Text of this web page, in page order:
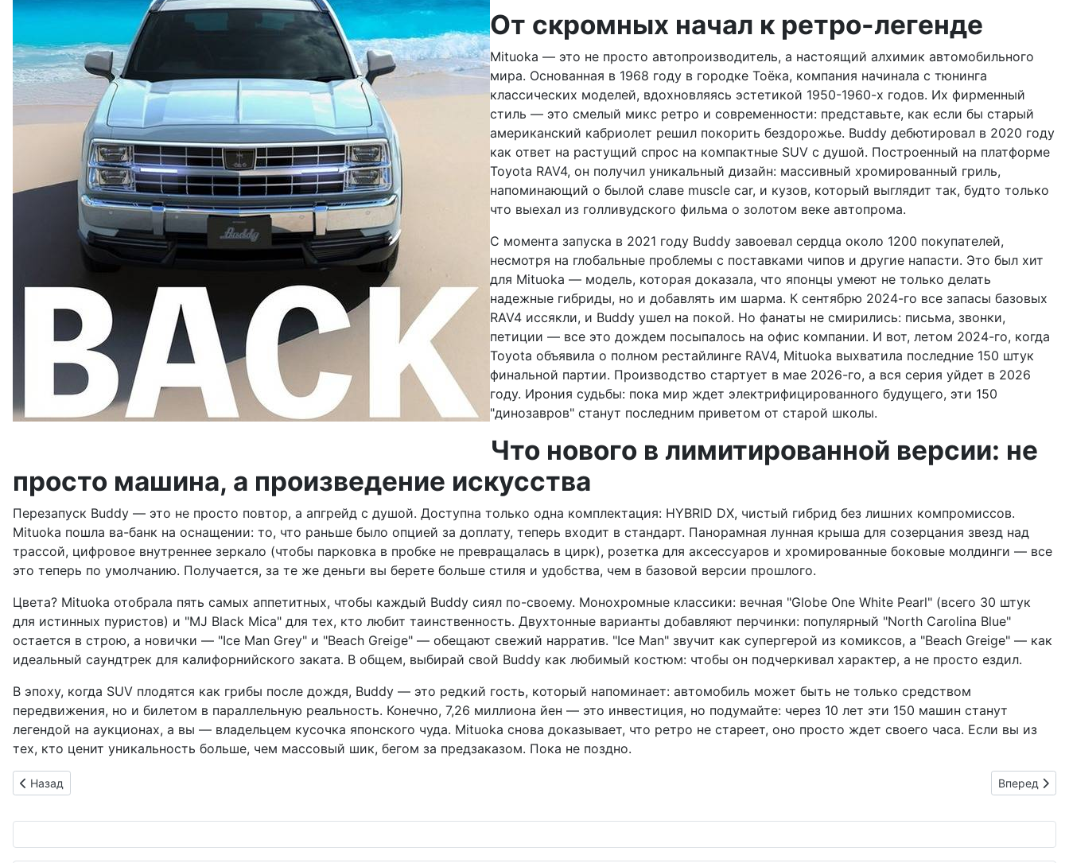
От скромных начал к ретро-легенде
Mituoka — это не просто автопроизводитель, а настоящий алхимик автомобильного
мира. Основанная в 1968 году в городке Тоёка, компания начинала с тюнинга
классических моделей, вдохновляясь эстетикой 1950-1960-х годов. Их фирменный
стиль — это смелый микс ретро и современности: представьте, как если бы старый
американский кабриолет решил покорить бездорожье. Buddy дебютировал в 2020 году
как ответ на растущий спрос на компактные SUV с душой. Построенный на платформе
Toyota RAV4, он получил уникальный дизайн: массивный хромированный гриль,
напоминающий о былой славе muscle car, и кузов, который выглядит так, будто только
что выехал из голливудского фильма о золотом веке автопрома.
С момента запуска в 2021 году Buddy завоевал сердца около 1200 покупателей,
несмотря на глобальные проблемы с поставками чипов и другие напасти. Это был хит
для Mituoka — модель, которая доказала, что японцы умеют не только делать
надежные гибриды, но и добавлять им шарма. К сентябрю 2024-го все запасы базовых
RAV4 иссякли, и Buddy ушел на покой. Но фанаты не смирились: письма, звонки,
петиции — все это дождем посыпалось на офис компании. И вот, летом 2024-го, когда
Toyota объявила о полном рестайлинге RAV4, Mituoka выхватила последние 150 штук
финальной партии. Производство стартует в мае 2026-го, а вся серия уйдет в 2026
году. Ирония судьбы: пока мир ждет электрифицированного будущего, эти 150
"динозавров" станут последним приветом от старой школы.
Что нового в лимитированной версии: не
просто машина, а произведение искусства
Перезапуск Buddy — это не просто повтор, а апгрейд с душой. Доступна только одна комплектация: HYBRID DX, чистый гибрид без лишних компромиссов.
Mituoka пошла ва-банк на оснащении: то, что раньше было опцией за доплату, теперь входит в стандарт. Панорамная лунная крыша для созерцания звезд над
трассой, цифровое внутреннее зеркало (чтобы парковка в пробке не превращалась в цирк), розетка для аксессуаров и хромированные боковые молдинги — все
это теперь по умолчанию. Получается, за те же деньги вы берете больше стиля и удобства, чем в базовой версии прошлого.
Цвета? Mituoka отобрала пять самых аппетитных, чтобы каждый Buddy сиял по-своему. Монохромные классики: вечная "Globe One White Pearl" (всего 30 штук
для истинных пуристов) и "MJ Black Mica" для тех, кто любит таинственность. Двухтонные варианты добавляют перчинки: популярный "North Carolina Blue"
остается в строю, а новички — "Ice Man Grey" и "Beach Greige" — обещают свежий нарратив. "Ice Man" звучит как супергерой из комиксов, а "Beach Greige" — как
идеальный саундтрек для калифорнийского заката. В общем, выбирай свой Buddy как любимый костюм: чтобы он подчеркивал характер, а не просто ездил.
В эпоху, когда SUV плодятся как грибы после дождя, Buddy — это редкий гость, который напоминает: автомобиль может быть не только средством
передвижения, но и билетом в параллельную реальность. Конечно, 7,26 миллиона йен — это инвестиция, но подумайте: через 10 лет эти 150 машин станут
легендой на аукционах, а вы — владельцем кусочка японского чуда. Mituoka снова доказывает, что ретро не стареет, оно просто ждет своего часа. Если вы из
тех, кто ценит уникальность больше, чем массовый шик, бегом за предзаказом. Пока не поздно.
Предыдущий: o9 Solutions присоединяется к Catena-X: Автомобильный мир наконец-то научится делиться данными
Назад Следующий:
Вперед